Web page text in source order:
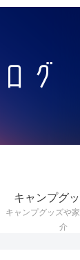
キャンプグ
キャンプグッズや
介